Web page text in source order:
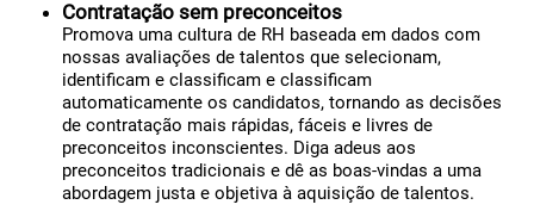
Contratação sem preconceitos
Promova uma cultura de RH baseada em dados com
nossas avaliações de talentos que selecionam,
identificam e classificam e classificam
automaticamente os candidatos, tornando as decisões
de contratação mais rápidas, fáceis e livres de
preconceitos inconscientes. Diga adeus aos
preconceitos tradicionais e dê as boas-vindas a uma
abordagem justa e objetiva à aquisição de talentos.